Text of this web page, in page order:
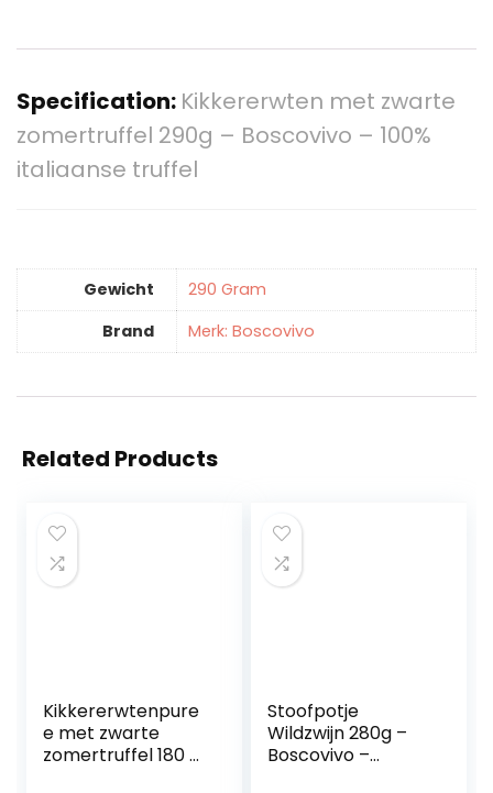
Specification: Kikkererwten met zwarte
zomertruffel 290g – Boscovivo – 100%
italiaanse truffel
Gewicht
‎290 Gram
Brand
Merk: Boscovivo
Related Products
Kikkererwtenpure
e met zwarte
zomertruffel 180 g
Stoofpotje
Wildzwijn 280g –
Boscovivo –